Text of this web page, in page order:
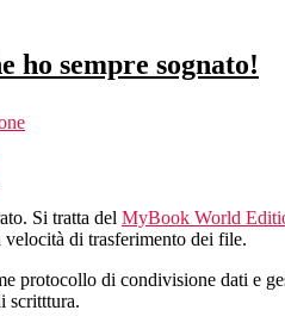
sempre sognato!
Si tratta del MyBook World
di trasferimento dei file.
protocollo di condivisione dati e
scritttura.